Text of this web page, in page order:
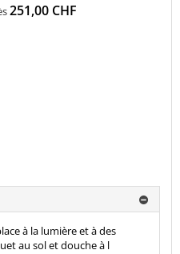
251,00 CHF
à la lumière et à des
au sol et douche à l